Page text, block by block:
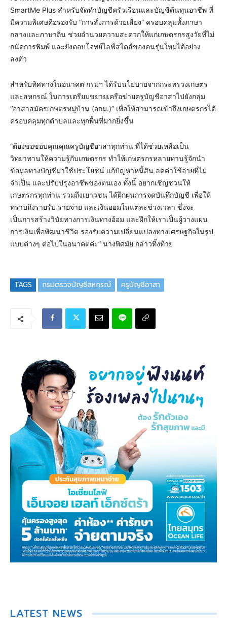
SmartMe Plus สำหรับจัดทำบัญชีครัวเรือนและบัญชีต้นทุนอาชีพ ที่
มีความพิเศษคือรองรับ “การสั่งการด้วยเสียง” ครอบคลุมทั้งภาษา
กลางและภาษาถิ่น ช่วยอำนวยความสะดวกให้แก่เกษตรกรสูงวัยที่ไม่
ถนัดการพิมพ์ และยังตอบโจทย์ไลฟ์สไตล์ของคนรุ่นใหม่ได้อย่าง
ลงตัว
สำหรับทิศทางในอนาคต กรมฯ ได้รับนโยบายจากกระทรวงเกษตร
และสหกรณ์ ในการเตรียมขยายเครือข่ายครูบัญชีอาสาไปยังกลุ่ม
“อาสาสมัครเกษตรหมู่บ้าน (อกม.)” เพื่อให้สามารถเข้าถึงเกษตรกรได้
ครอบคลุมทุกตำบลและทุกพื้นที่มากยิ่งขึ้น
“ต้องขอขอบคุณคุณครูบัญชีอาสาทุกท่าน ที่ได้ช่วยเหลือเป็น
วิทยาทานให้ความรู้กับเกษตรกร ทำให้เกษตรกรหลายท่านรู้จักนำ
ข้อมูลทางบัญชีมาใช้ประโยชน์ แก้ปัญหาหนี้สิน ลดค่าใช้จ่ายที่ไม่
จำเป็น และปรับปรุงอาชีพของตนเอง ทั้งนี้ อยากเชิญชวนให้
เกษตรกรทุกท่าน รวมถึงเยาวชน ได้ฝึกฝนการจดบันทึกบัญชี เพื่อให้
ทราบถึงรายรับ รายจ่าย และเงินออมในแต่ละช่วงเวลา ซึ่งจะ
เป็นการสร้างวินัยทางการเงินทางอ้อม และฝึกให้เราเป็นผู้วางแผน
การเงินเพื่อพัฒนาชีวิต รองรับความเปลี่ยนแปลงทางเศรษฐกิจในรูป
แบบต่างๆ ต่อไปในอนาคตค่ะ” นางพิศมัย กล่าวทิ้งท้าย
TAGS กรมตรวจบัญชีสหกรณ์ ครูบัญชีอาสา
LATEST NEWS